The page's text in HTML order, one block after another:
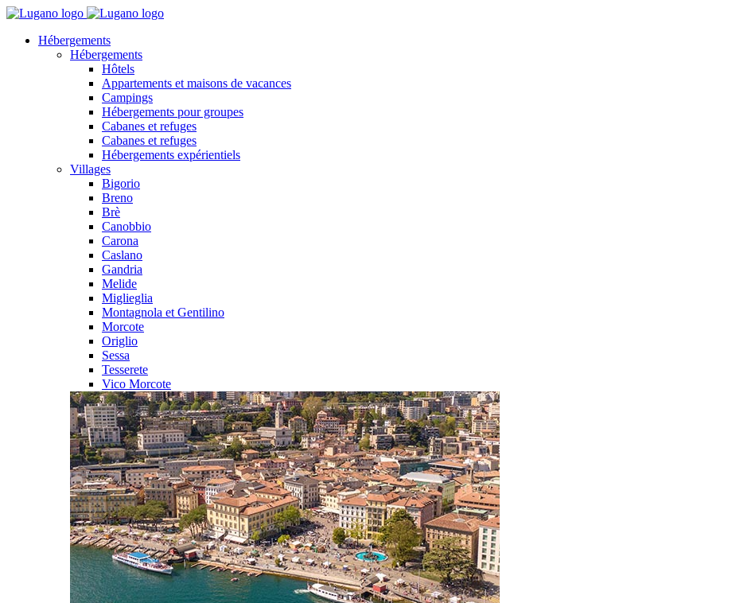
Hébergements
Hébergements
Hôtels
Appartements et maisons de vacances
Campings
Hébergements pour groupes
Cabanes et refuges
Cabanes et refuges
Hébergements expérientiels
Villages
Bigorio
Breno
Brè
Canobbio
Carona
Caslano
Gandria
Melide
Miglieglia
Montagnola et Gentilino
Morcote
Origlio
Sessa
Tesserete
Vico Morcote